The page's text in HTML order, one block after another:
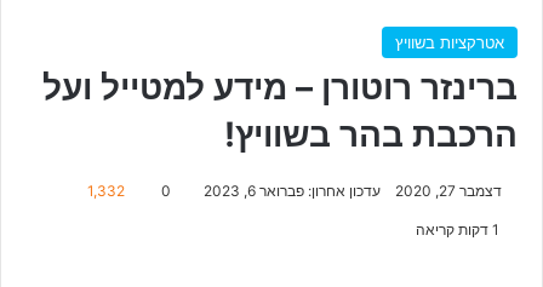
אטרקציות בשוויץ
ברינזר רוטורן – מידע למטייל ועל
הרכבת בהר בשוויץ!
דצמבר 27, 2020 עדכון אחרון: פברואר 6, 2023 0
1,332